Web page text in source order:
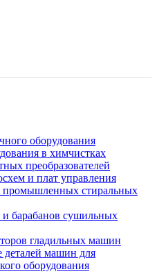
оборудования
в химчистках
преобразователей
и плат управления
промышленных стиральных
и барабанов сушильных
гладильных машин
деталей машин для
оборудования